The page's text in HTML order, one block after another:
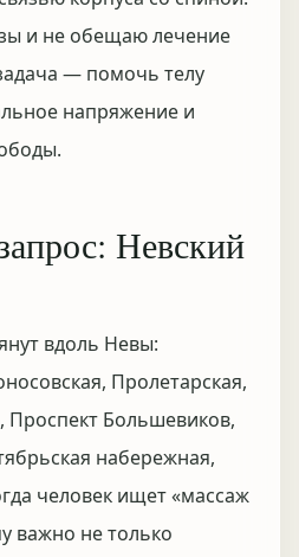
и не обещаю лечение
— помочь телу
напряжение и
Невский
вдоль Невы:
Пролетарская,
Проспект Большевиков,
набережная,
человек ищет «массаж
важно не только